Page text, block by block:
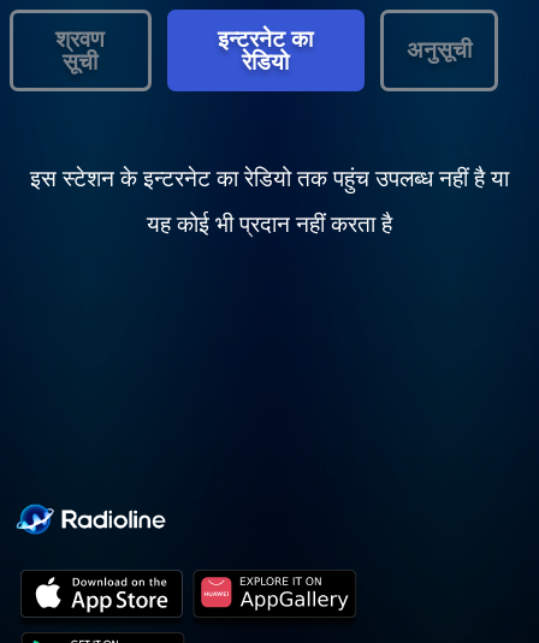
श्रवण
सूची
इन्टरनेट का
रेडियो
अनुसूची
इस स्टेशन के इन्टरनेट का रेडियो तक पहुंच उपलब्ध नहीं है या
यह कोई भी प्रदान नहीं करता है